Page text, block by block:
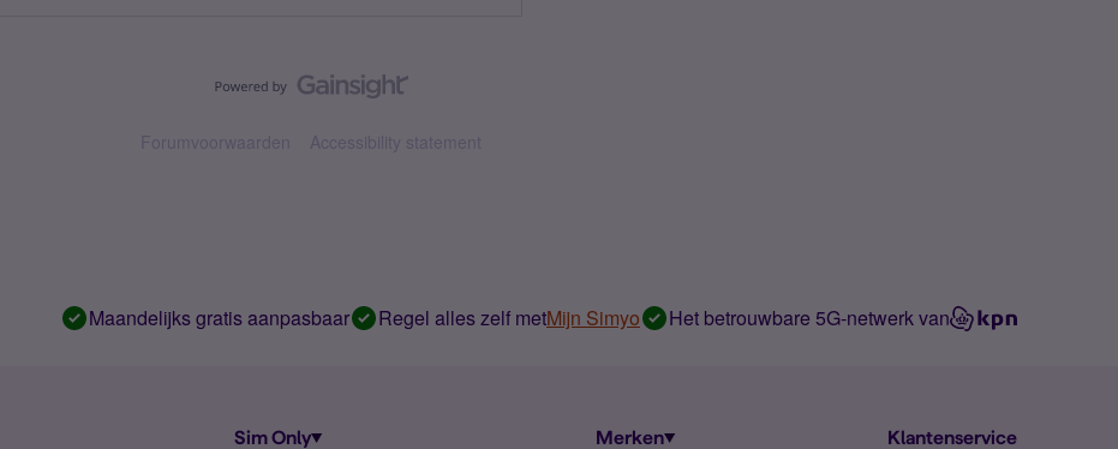
Forumvoorwaarden Accessibility statement
Maandelijks gratis aanpasbaar Regel alles zelf metMijn Simyo Het betrouwbare 5G-netwerk van
Sim Only Merken Klantenservice